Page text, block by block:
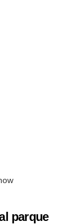
parque